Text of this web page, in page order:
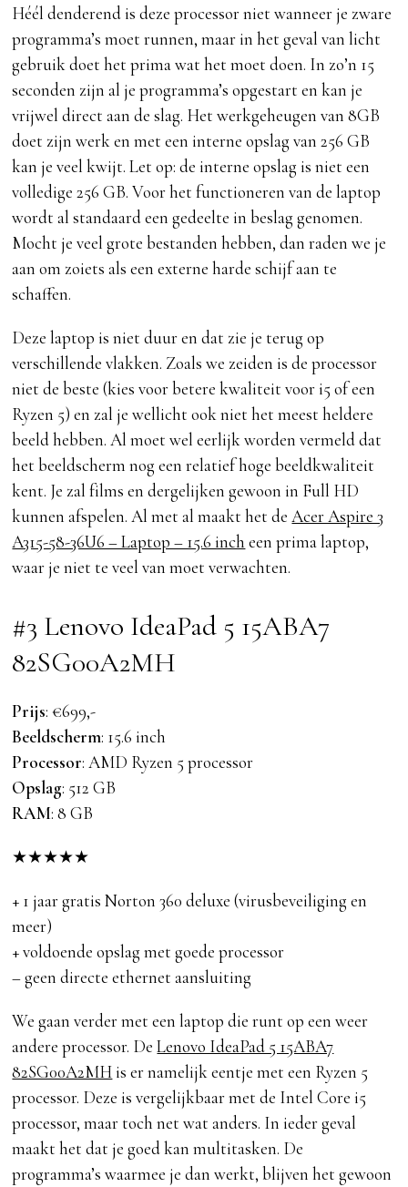
Héél denderend is deze processor niet wanneer je zware
programma’s moet runnen, maar in het geval van licht
gebruik doet het prima wat het moet doen. In zo’n 15
seconden zijn al je programma’s opgestart en kan je
vrijwel direct aan de slag. Het werkgeheugen van 8GB
doet zijn werk en met een interne opslag van 256 GB
kan je veel kwijt. Let op: de interne opslag is niet een
volledige 256 GB. Voor het functioneren van de laptop
wordt al standaard een gedeelte in beslag genomen.
Mocht je veel grote bestanden hebben, dan raden we je
aan om zoiets als een externe harde schijf aan te
schaffen.
Deze laptop is niet duur en dat zie je terug op
verschillende vlakken. Zoals we zeiden is de processor
niet de beste (kies voor betere kwaliteit voor i5 of een
Ryzen 5) en zal je wellicht ook niet het meest heldere
beeld hebben. Al moet wel eerlijk worden vermeld dat
het beeldscherm nog een relatief hoge beeldkwaliteit
kent. Je zal films en dergelijken gewoon in Full HD
kunnen afspelen. Al met al maakt het deAcer Aspire 3
A315-58-36U6 – Laptop – 15.6 inch een prima laptop,
waar je niet te veel van moet verwachten.
#3 Lenovo IdeaPad 5 15ABA7
82SG00A2MH
Prijs: €699,-
Beeldscherm: 15.6 inch
Processor: AMD Ryzen 5 processor
Opslag: 512 GB
RAM: 8 GB
★★★★★
+ 1 jaar gratis Norton 360 deluxe (virusbeveiliging en
meer)
+ voldoende opslag met goede processor
– geen directe ethernet aansluiting
We gaan verder met een laptop die runt op een weer
andere processor. DeLenovo IdeaPad 5 15ABA7
82SG00A2MHis er namelijk eentje met een Ryzen 5
processor. Deze is vergelijkbaar met de Intel Core i5
processor, maar toch net wat anders. In ieder geval
maakt het dat je goed kan multitasken. De
programma’s waarmee je dan werkt, blijven het gewoon